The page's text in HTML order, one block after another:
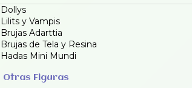
Dollys
Lilits y Vampis
Brujas Adarttia
Brujas de Tela y Resina
Hadas Mini Mundi
Otras Figuras